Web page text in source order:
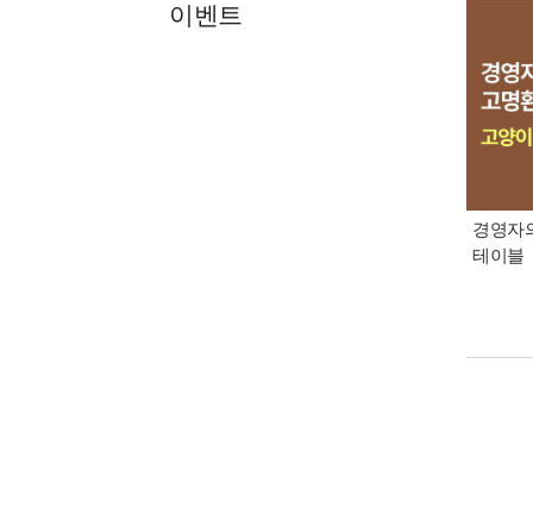
이벤트
경영자
테이블